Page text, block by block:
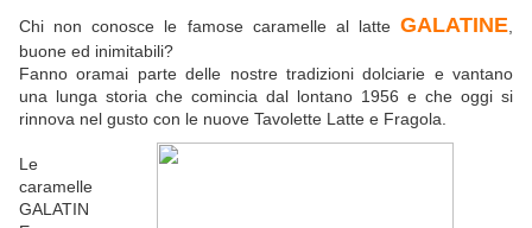
Chi non conosce le famose caramelle al latte GALATINE
buone ed inimitabili?
Fanno oramai parte delle nostre tradizioni dolciarie e vantano
una lunga storia che comincia dal lontano 1956 e che oggi si
rinnova nel gusto con le nuove Tavolette Latte e Fragola.
Le
caramelle
GALATIN